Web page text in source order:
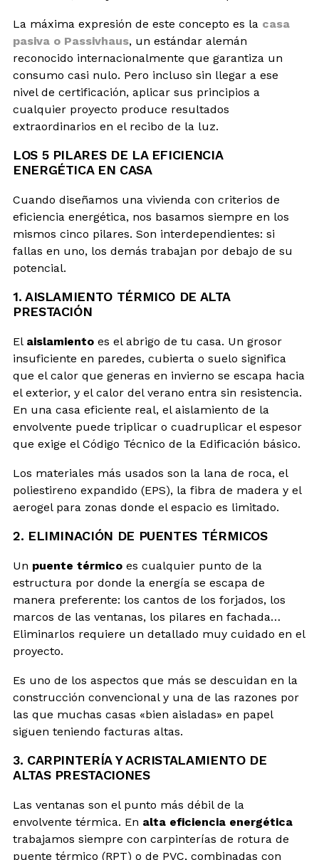
La máxima expresión de este concepto es la casa
pasiva o Passivhaus, un estándar alemán
reconocido internacionalmente que garantiza un
consumo casi nulo. Pero incluso sin llegar a ese
nivel de certificación, aplicar sus principios a
cualquier proyecto produce resultados
extraordinarios en el recibo de la luz.
LOS 5 PILARES DE LA EFICIENCIA
ENERGÉTICA EN CASA
Cuando diseñamos una vivienda con criterios de
eficiencia energética, nos basamos siempre en los
mismos cinco pilares. Son interdependientes: si
fallas en uno, los demás trabajan por debajo de su
potencial.
1. AISLAMIENTO TÉRMICO DE ALTA
PRESTACIÓN
El aislamiento es el abrigo de tu casa. Un grosor
insuficiente en paredes, cubierta o suelo significa
que el calor que generas en invierno se escapa hacia
el exterior, y el calor del verano entra sin resistencia.
En una casa eficiente real, el aislamiento de la
envolvente puede triplicar o cuadruplicar el espesor
que exige el Código Técnico de la Edificación básico.
Los materiales más usados son la lana de roca, el
poliestireno expandido (EPS), la fibra de madera y el
aerogel para zonas donde el espacio es limitado.
2. ELIMINACIÓN DE PUENTES TÉRMICOS
Un puente térmico es cualquier punto de la
estructura por donde la energía se escapa de
manera preferente: los cantos de los forjados, los
marcos de las ventanas, los pilares en fachada…
Eliminarlos requiere un detallado muy cuidado en el
proyecto.
Es uno de los aspectos que más se descuidan en la
construcción convencional y una de las razones por
las que muchas casas «bien aisladas» en papel
siguen teniendo facturas altas.
3. CARPINTERÍA Y ACRISTALAMIENTO DE
ALTAS PRESTACIONES
Las ventanas son el punto más débil de la
envolvente térmica. En alta eficiencia energética
trabajamos siempre con carpinterías de rotura de
puente térmico (RPT) o de PVC, combinadas con